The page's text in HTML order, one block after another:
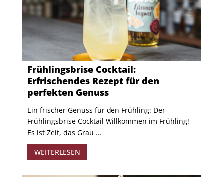
Frühlingsbrise Cocktail:
Erfrischendes Rezept für den
perfekten Genuss
Ein frischer Genuss für den Frühling: Der
Frühlingsbrise Cocktail Willkommen im Frühling!
Es ist Zeit, das Grau ...
WEITERLESEN